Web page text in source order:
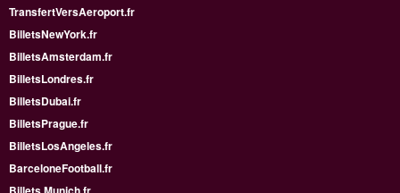
TransfertVersAeroport.fr
BilletsNewYork.fr
BilletsAmsterdam.fr
BilletsLondres.fr
BilletsDubai.fr
BilletsPrague.fr
BilletsLosAngeles.fr
BarceloneFootball.fr